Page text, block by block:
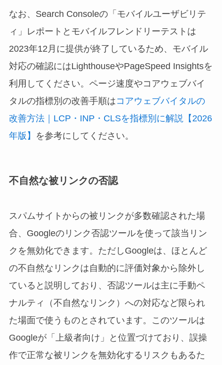
なお、Search Consoleの「モバイルユーザビリテ
ィ」レポートとモバイルフレンドリーテストは
2023年12月に提供が終了しているため、モバイル
対応の確認にはLighthouseやPageSpeed Insightsを
利用してください。ページ速度やコアウェブバイ
タルの指標別の改善手順はコアウェブバイタルの
改善方法｜LCP・INP・CLSを指標別に解説【2026
年版】
を参考にしてください。
不自然な被リンクの否認
スパムサイトからの被リンクが多数確認された場
合、Googleのリンク否認ツールを使って該当リン
クを無効化できます。ただしGoogleは、ほとんど
の不自然なリンクは自動的に評価対象から除外し
ていると説明しており、否認ツールは主に手動ペ
ナルティ（不自然なリンク）への対応など限られ
た場面で使うものとされています。このツールは
Googleが「上級者向け」と位置づけており、誤操
作で正常な被リンクを無効化するリスクもあるた